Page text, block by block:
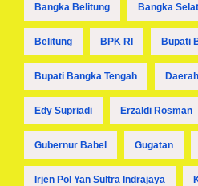
Bangka Belitung Bangka
Belitung BPK RI Bupati
Bupati Bangka Tengah Daerah
Edy Supriadi Erzaldi Rosman
Gubernur Babel Gugatan
Irjen Pol Yan Sultra Indrajaya